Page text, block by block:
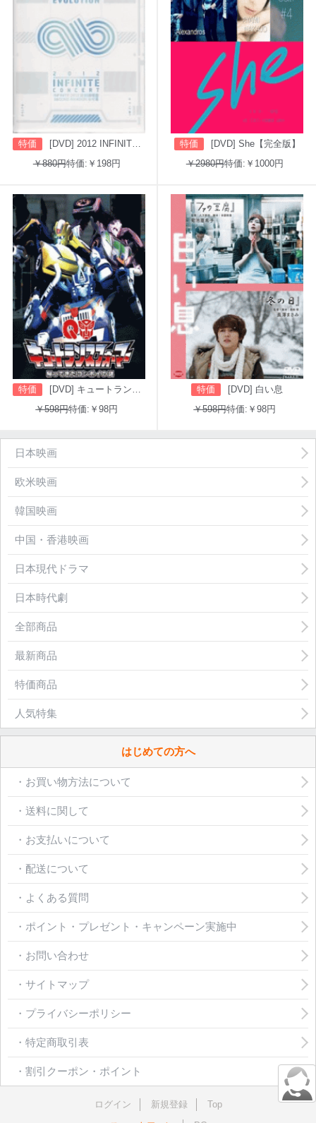
特価
[DVD] 2012 INFINITE CONCERT SECOND INVASION: EVOLUTION
￥880円特価:￥198円
特価
[DVD] She【完全版】
￥2980円特価:￥1000円
特価
[DVD] キュートランスフォーマー 帰ってきたコンボイの謎
￥598円特価:￥98円
特価
[DVD] 白い息
￥598円特価:￥98円
日本映画
欧米映画
韓国映画
中国・香港映画
日本現代ドラマ
日本時代劇
全部商品
最新商品
特価商品
人気特集
はじめての方へ
・お買い物方法について
・送料に関して
・お支払いについて
・配送について
・よくある質問
・ポイント・プレゼント・キャンペーン実施中
・お問い合わせ
・サイトマップ
・プライバシーポリシー
・特定商取引表
・割引クーポン・ポイント
ログイン 新規登録
Top